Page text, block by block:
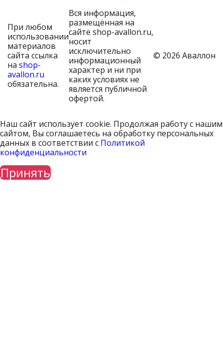
При любом
использовании
материалов
сайта ссылка
на shop-
avallon.ru
обязательна.
Вся информация,
размещённая на
сайте shop-avallon.ru,
носит
исключительно
информационный
характер и ни при
каких условиях не
является публичной
офертой.
© 2026 Аваллон
Наш сайт использует cookie. Продолжая работу с нашим
сайтом, Вы соглашаетесь на обработку персональных
данных в соответствии с Политикой
конфиденциальности
Принять